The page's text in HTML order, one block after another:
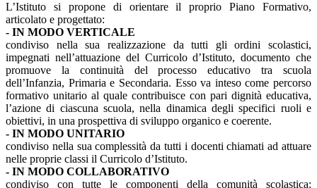
L’Istituto si propone di orientare il proprio Piano Formativo,
articolato e progettato:
- IN MODO VERTICALE
condiviso nella sua realizzazione da tutti gli ordini scolastici,
impegnati nell’attuazione del Curricolo d’Istituto, documento che
promuove la continuità del processo educativo tra scuola
dell’Infanzia, Primaria e Secondaria. Esso va inteso come percorso
formativo unitario al quale contribuisce con pari dignità educativa,
l’azione di ciascuna scuola, nella dinamica degli specifici ruoli e
obiettivi, in una prospettiva di sviluppo organico e coerente.
- IN MODO UNITARIO
condiviso nella sua complessità da tutti i docenti chiamati ad attuare
nelle proprie classi il Curricolo d’Istituto.
- IN MODO COLLABORATIVO
condiviso con tutte le componenti della comunità scolastica: